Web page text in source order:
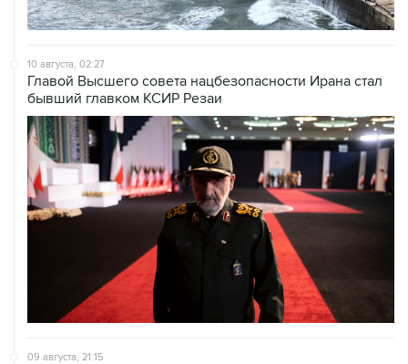
10 августа, 02:27
Главой Высшего совета нацбезопасности Ирана стал
бывший главком КСИР Резаи
09 августа, 21:15